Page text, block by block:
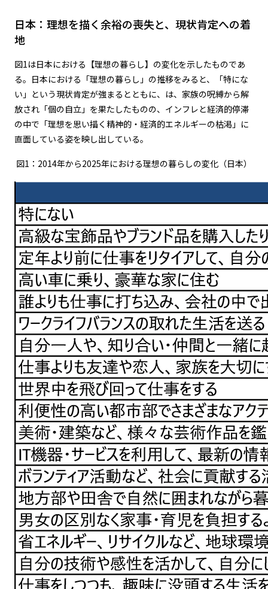
日本：理想を描く余裕の喪失と、現状肯定への着
地
図1は日本における【理想の暮らし】の変化を示したものであ
る。日本における「理想の暮らし」の推移をみると、「特にな
い」という現状肯定が強まるとともに、は、家族の呪縛から解
放され「個の自立」を果たしたものの、インフレと経済的停滞
の中で「理想を思い描く精神的・経済的エネルギーの枯渇」に
直面している姿を映し出している。
図1：2014年から2025年における理想の暮らしの変化（日本）